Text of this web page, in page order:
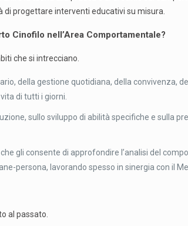
progettare interventi educativi su misura.
Cinofilo nell’Area Comportamentale?
che si intrecciano.
della gestione quotidiana, della convivenza,
di tutti i giorni.
sullo sviluppo di abilità specifiche e sulla
gli consente di approfondire l’analisi del
persona, lavorando spesso in sinergia con il
al passato.